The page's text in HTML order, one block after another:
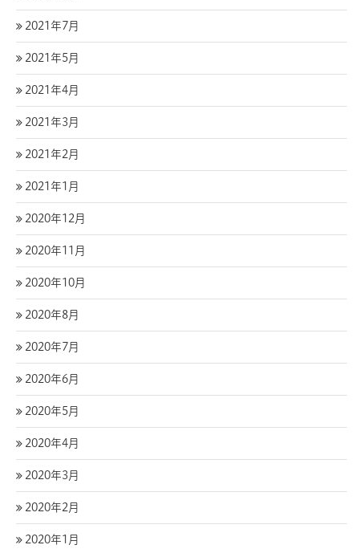
2021年7月
2021年5月
2021年4月
2021年3月
2021年2月
2021年1月
2020年12月
2020年11月
2020年10月
2020年8月
2020年7月
2020年6月
2020年5月
2020年4月
2020年3月
2020年2月
2020年1月